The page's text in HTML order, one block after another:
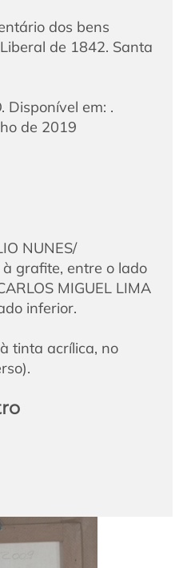
dos bens
de 1842. Santa
Disponível em: .
de 2019
NUNES/
grafite, entre o lado
MIGUEL LIMA
inferior.
tinta acrílica, no